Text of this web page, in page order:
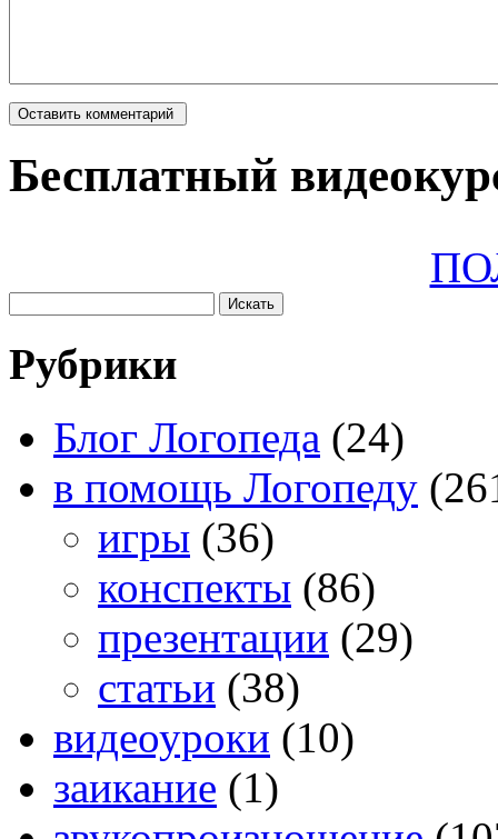
Бесплатный
Рубрики
Блог Логопеда (24)
в помощь Логопеду
игры (36)
конспекты (86)
презентации (29)
статьи (38)
видеоуроки (10)
заикание (1)